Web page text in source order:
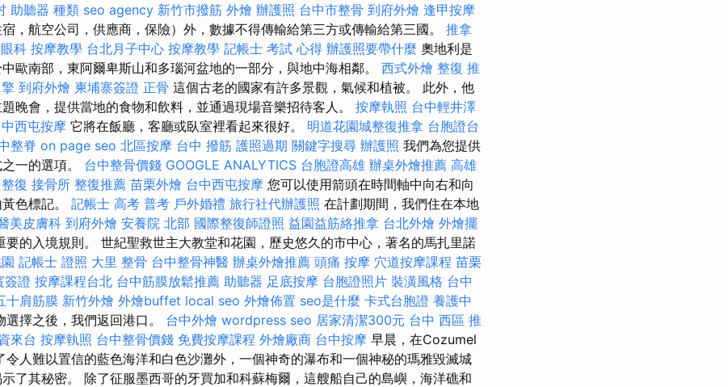
助聽器 種類 seo agency 新竹市撥筋 外燴 辦護照 台中市整骨 到府外燴 逢甲按摩
，航空公司，供應商，保險）外，數據不得傳輸給第三方或傳輸給第三國。 推拿
科 按摩教學 台北月子中心 按摩教學 記帳士 考試 心得 辦護照要帶什麼 奧地利是
歐南部，東阿爾卑斯山和多瑙河盆地的一部分，與地中海相鄰。 西式外燴 整復 推
到府外燴 柬埔寨簽證 正骨 這個古老的國家有許多景觀，氣候和植被。 此外，他
晚會，提供當地的食物和飲料，並通過現場音樂招待客人。 按摩執照 台中輕井澤
西屯按摩 它將在飯廳，客廳或臥室裡看起來很好。 明道花園城整復推拿 台胞證台
整脊 on page seo 北區按摩 台中 撥筋 護照過期 關鍵字搜尋 辦護照 我們為您提供
一的選項。 台中整骨價錢 GOOGLE ANALYTICS 台胞證高雄 辦桌外燴推薦 高雄
復 接骨所 整復推薦 苗栗外燴 台中西屯按摩 您可以使用箭頭在時間軸中向右和向
色標記。 記帳士 高考 普考 戶外婚禮 旅行社代辦護照 在計劃期間，我們住在本地
美皮膚科 到府外燴 安養院 北部 國際整復師證照 益園益筋絡推拿 台北外燴 外燴擺
要的入境規則。 世紀聖救世主大教堂和花園，歷史悠久的市中心，著名的馬扎里諾
記帳士 證照 大里 整骨 台中整骨神醫 辦桌外燴推薦 頭痛 按摩 穴道按摩課程 苗栗
簽證 按摩課程台北 台中筋膜放鬆推薦 助聽器 足底按摩 台胞證照片 裝潢風格 台中
十肩筋膜 新竹外燴 外燴buffet local seo 外燴佈置 seo是什麼 卡式台胞證 養護中
擇之後，我們返回港口。 台中外燴 wordpress seo 居家清潔300元 台中 西區 推
來台 按摩執照 台中整骨價錢 免費按摩課程 外燴廠商 台中按摩 早晨，在Cozumel
令人難以置信的藍色海洋和白色沙灘外，一個神奇的瀑布和一個神秘的瑪雅毀滅城
了其秘密。 除了征服墨西哥的牙買加和科蘇梅爾，這艘船自己的島嶼，海洋礁和